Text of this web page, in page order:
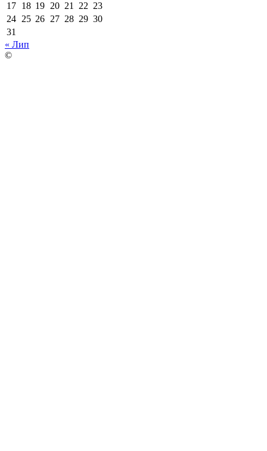
17 18 19 20 21 22 23
24 25 26 27 28 29 30
31
« Лип
©